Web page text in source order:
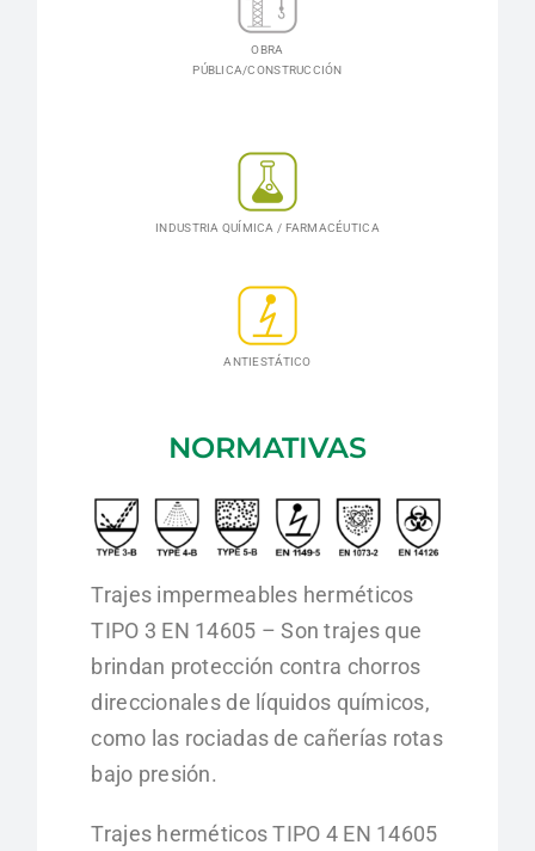
OBRA
PÚBLICA/CONSTRUCCIÓN
INDUSTRIA QUÍMICA / FARMACÉUTICA
ANTIESTÁTICO
NORMATIVAS
Trajes impermeables herméticos
TIPO 3 EN 14605 – Son trajes que
brindan protección contra chorros
direccionales de líquidos químicos,
como las rociadas de cañerías rotas
bajo presión.
Trajes herméticos TIPO 4 EN 14605